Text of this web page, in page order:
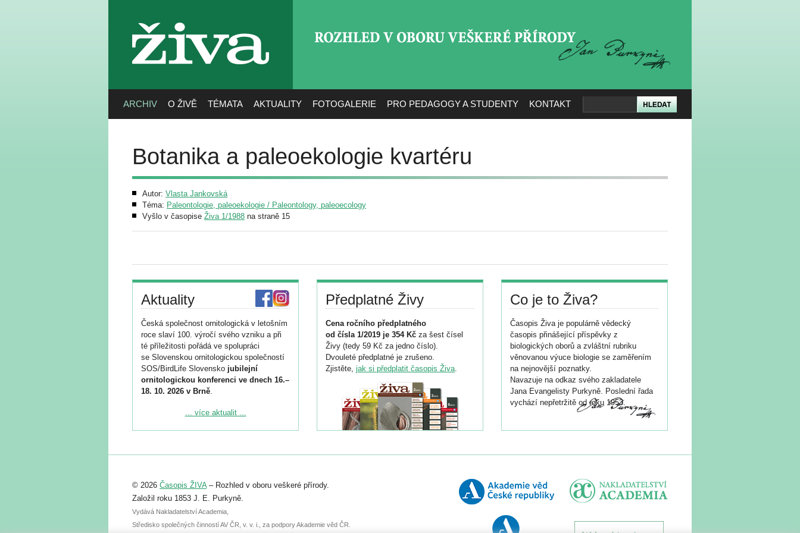
živa
ARCHIV O ŽIVĚ TÉMATA AKTUALITY FOTOGALERIE PRO PEDAGOGY A STUDENTY KONTAKT
Botanika a paleoekologie kvartéru
Autor: Vlasta Jankovská
Téma: Paleontologie, paleoekologie / Paleontology, paleoecology
Vyšlo v časopise Živa 1/1988 na straně 15
Aktuality
Česká společnost ornitologická v letošním
roce slaví 100. výročí svého vzniku a při
té příležitosti pořádá ve spolupráci
se Slovenskou ornitologickou společností
SOS/BirdLife Slovensko jubilejní
ornitologickou konferenci ve dnech 16.–
18. 10. 2026 v Brně.
Podrobnější informace ke konferenci
Registrovat se můžete do 6. září.
abstraktu přihlášené přednášky nebo
posteru je už 30. června.
... více aktualit ...
Předplatné Živy
Cena ročního předplatného
od čísla 1/2019 je 354 Kč za šest čísel
Živy (tedy 59 Kč za jedno číslo).
Dvouleté předplatné je zrušeno.
Zjistěte, jak si předplatit časopis Živa.
Co je to Živa?
Časopis Živa je populárně vědecký
časopis přinášející příspěvky z
biologických oborů a zvláštní rubriku
věnovanou výuce biologie se zaměřením
na nejnovější poznatky.
Navazuje na odkaz svého zakladatele
Jana Evangelisty Purkyně. Poslední řada
vychází nepřetržitě od roku 1953.
© 2026 Časopis ŽIVA– Rozhled v oboru veškeré přírody.
Založil roku 1853 J. E. Purkyně.
Vydává Nakladatelství Academia,
Středisko společných činností AV ČR, v. v. i., za podpory Akademie věd ČR.